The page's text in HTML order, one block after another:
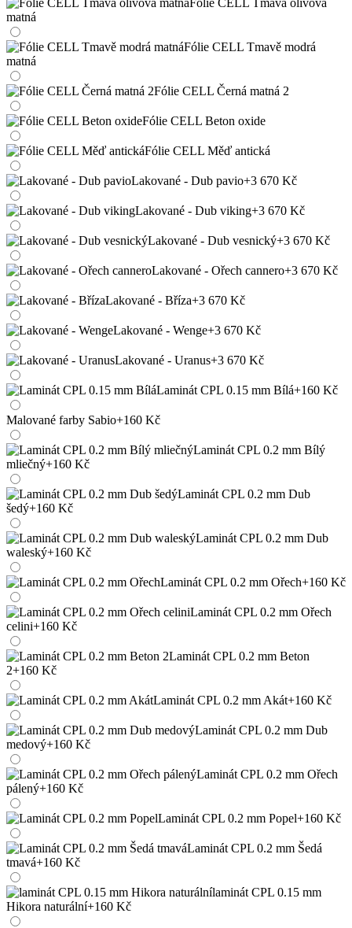
matná
Fólie CELL Tmavě modrá
matná
Fólie CELL Černá matná 2
Fólie CELL Beton oxide
Fólie CELL Měď antická
Lakované - Dub pavio+3 670 Kč
Lakované - Dub viking+3 670 Kč
Lakované - Dub vesnický+3 670 Kč
Lakované - Ořech cannero+3 670 Kč
Lakované - Bříza+3 670 Kč
Lakované - Wenge+3 670 Kč
Lakované - Uranus+3 670 Kč
Laminát CPL 0.15 mm Bílá+160 Kč
Malované farby Sabio+160 Kč
Laminát CPL 0.2 mm Bílý
mliečný+160 Kč
Laminát CPL 0.2 mm Dub
šedý+160 Kč
Laminát CPL 0.2 mm Dub
waleský+160 Kč
Laminát CPL 0.2 mm Ořech+160 Kč
Laminát CPL 0.2 mm Ořech
celini+160 Kč
Laminát CPL 0.2 mm Beton
2+160 Kč
Laminát CPL 0.2 mm Akát+160 Kč
Laminát CPL 0.2 mm Dub
medový+160 Kč
Laminát CPL 0.2 mm Ořech
pálený+160 Kč
Laminát CPL 0.2 mm Popel+160 Kč
Laminát CPL 0.2 mm Šedá
tmavá+160 Kč
laminát CPL 0.15 mm
Hikora naturální+160 Kč